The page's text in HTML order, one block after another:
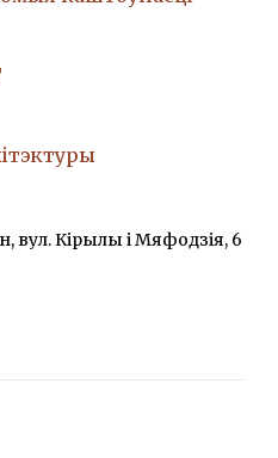
вул. Кірылы і Мяфодзія, 6